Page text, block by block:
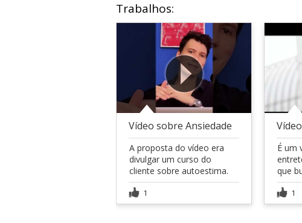
Trabalhos:
Vídeo sobre Ansiedade
A proposta do vídeo era
divulgar um curso do
cliente sobre autoestima.
1
É um
que
1